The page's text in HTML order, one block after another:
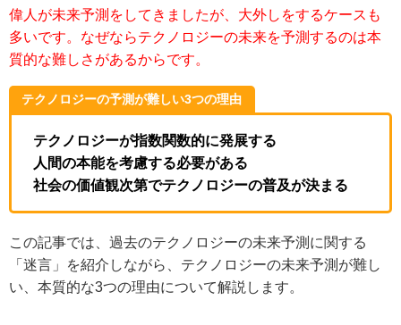
偉人が未来予測をしてきましたが、大外しをするケースも
多いです。なぜならテクノロジーの未来を予測するのは本
質的な難しさがあるからです。
テクノロジーの予測が難しい3つの理由
テクノロジーが指数関数的に発展する
人間の本能を考慮する必要がある
社会の価値観次第でテクノロジーの普及が決まる
この記事では、過去のテクノロジーの未来予測に関する
「迷言」を紹介しながら、テクノロジーの未来予測が難し
い、本質的な3つの理由について解説します。